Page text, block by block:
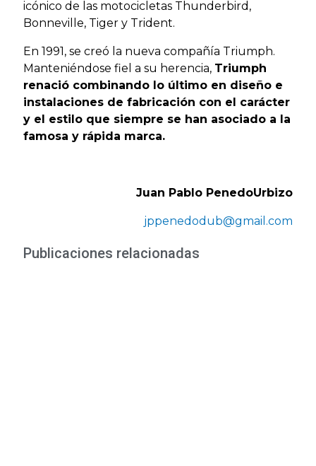
icónico de las motocicletas Thunderbird,
Bonneville, Tiger y Trident.
En 1991, se creó la nueva compañía Triumph.
Manteniéndose fiel a su herencia, Triumph
renació combinando lo último en diseño e
instalaciones de fabricación con el carácter
y el estilo que siempre se han asociado a la
famosa y rápida marca.
Juan Pablo PenedoUrbizo
jppenedodub@gmail.com
Publicaciones relacionadas